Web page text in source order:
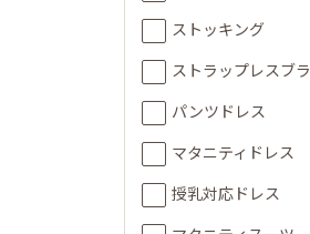
ストッキング
ストラップレスブラ
パンツドレス
マタニティドレス
授乳対応ドレス